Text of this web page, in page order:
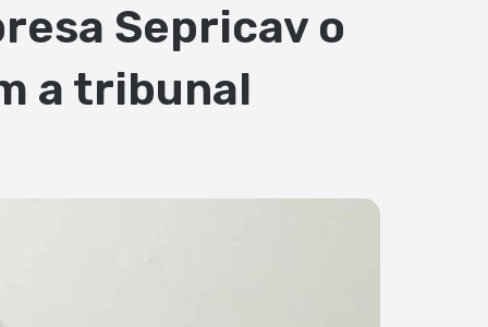
Sepricav o
a tribunal